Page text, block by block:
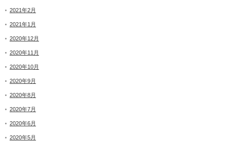
2021年2月
2021年1月
2020年12月
2020年11月
2020年10月
2020年9月
2020年8月
2020年7月
2020年6月
2020年5月